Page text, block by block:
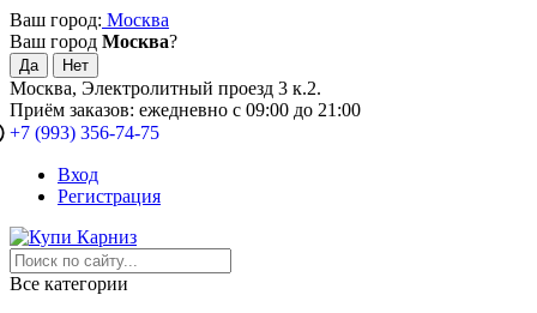
Ваш город: Москва
Ваш город Москва?
Москва, Электролитный проезд 3 к.2.
Приём заказов: ежедневно с 09:00 до 21:00
+7 (993) 356-74-75
Вход
Регистрация
Все категории